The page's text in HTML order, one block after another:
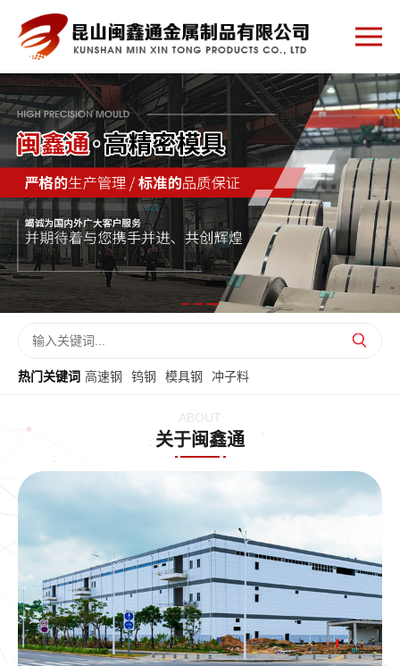
热门关键词 高速钢 钨钢 模具钢 冲子料
ABOUT
关于闽鑫通